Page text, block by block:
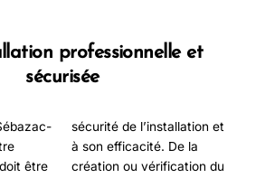
professionnelle et
sécurisée
être
sécurité de l’installation et
à son efficacité. De la
création ou vérification du